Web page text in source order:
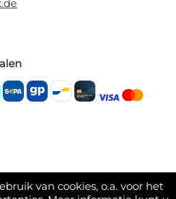
van cookies, o.a. voor het